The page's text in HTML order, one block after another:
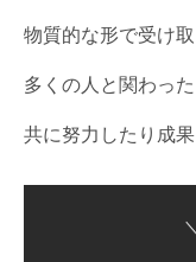
物質的な形で受け
多くの人と関わっ
共に努力したり成